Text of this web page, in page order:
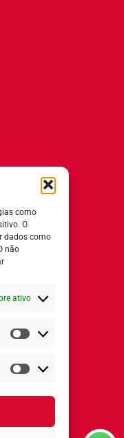
como
O
dados como
não
ativo
Estatísticas
Marketing